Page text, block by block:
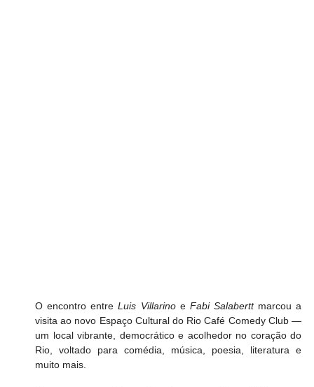
O encontro entre Luis Villarino e Fabi Salabertt marcou a
visita ao novo Espaço Cultural do Rio Café Comedy Club —
um local vibrante, democrático e acolhedor no coração do
Rio, voltado para comédia, música, poesia, literatura e
muito mais.